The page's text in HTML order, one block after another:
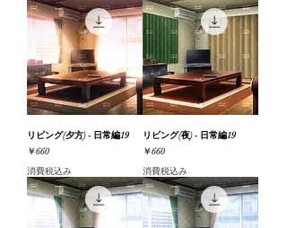
リビング(夕方) - 日常編19
価格
￥660
消費税込み
リビング(夜) - 日常編19
価格
￥660
消費税込み